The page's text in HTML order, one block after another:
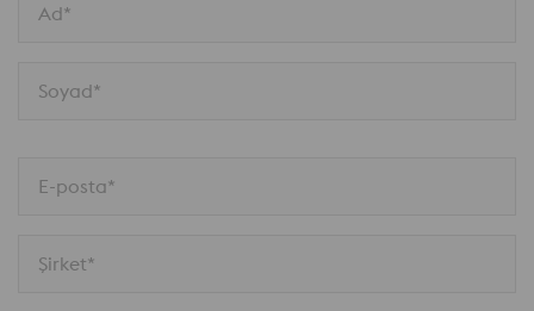
Ad*
Soyad*
E-posta*
Şirket*